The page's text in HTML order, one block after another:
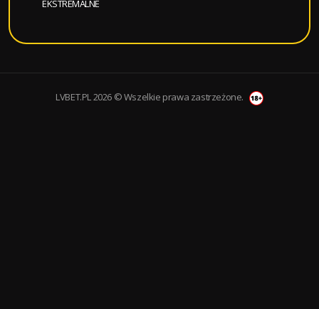
EKSTREMALNE
LVBET.PL 2026 © Wszelkie prawa zastrzeżone.